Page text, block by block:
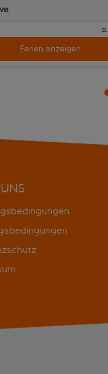
Ferien anzeigen